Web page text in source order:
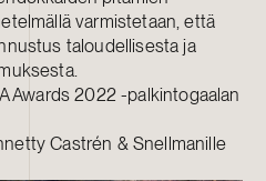
varmistetaan, että
taloudellisesta ja
Awards 2022 -palkintogaalan
Castrén & Snellmanille